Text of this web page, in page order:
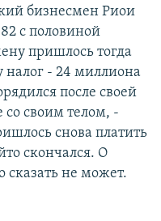
бизнесмен Риои
с половиной
пришлось тогда
налог - 24 миллиона
после своей
со своим телом, -
снова платить
скончался. О
сказать не может.